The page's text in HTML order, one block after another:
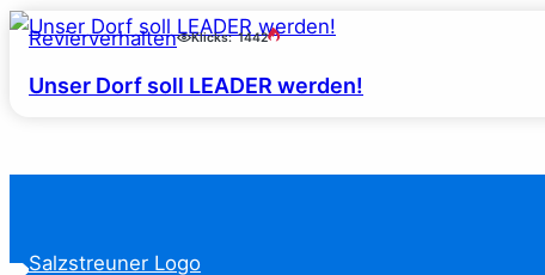
Revierverhalten Klicks: 1442
Unser Dorf soll LEADER werden!